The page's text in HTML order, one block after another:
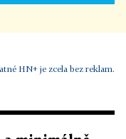
HN+ je zcela bez reklam.